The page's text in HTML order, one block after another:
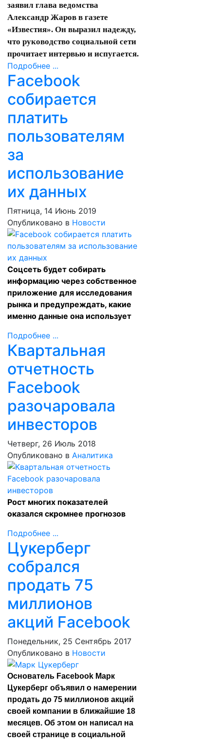
заявил глава ведомства
Александр Жаров в газете
«Известия». Он выразил надежду,
что руководство социальной сети
прочитает интервью и испугается.
Подробнее ...
Facebook
собирается
платить
пользователям
за
использование
их данных
Пятница, 14 Июнь 2019
Опубликовано в Новости
Соцсеть будет собирать
информацию через собственное
приложение для исследования
рынка и предупреждать, какие
именно данные она использует
Подробнее ...
Квартальная
отчетность
Facebook
разочаровала
инвесторов
Четверг, 26 Июль 2018
Опубликовано в Аналитика
Рост многих показателей
оказался скромнее прогнозов
Подробнее ...
Цукерберг
собрался
продать 75
миллионов
акций Facebook
Понедельник, 25 Сентябрь 2017
Опубликовано в Новости
Основатель Facebook Марк
Цукерберг объявил о намерении
продать до 75 миллионов акций
своей компании в ближайшие 18
месяцев. Об этом он написал на
своей странице в социальной